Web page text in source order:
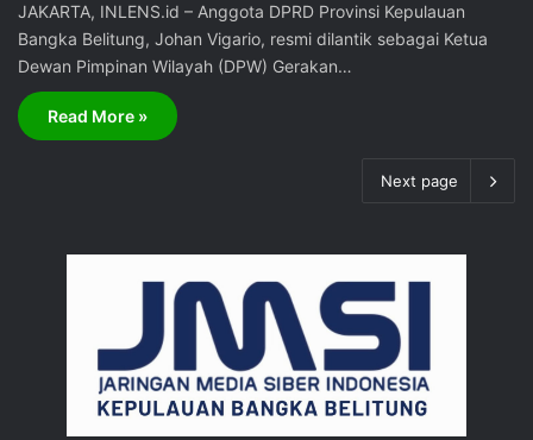
JAKARTA, INLENS.id – Anggota DPRD Provinsi Kepulauan
Bangka Belitung, Johan Vigario, resmi dilantik sebagai Ketua
Dewan Pimpinan Wilayah (DPW) Gerakan…
Read More »
Next page